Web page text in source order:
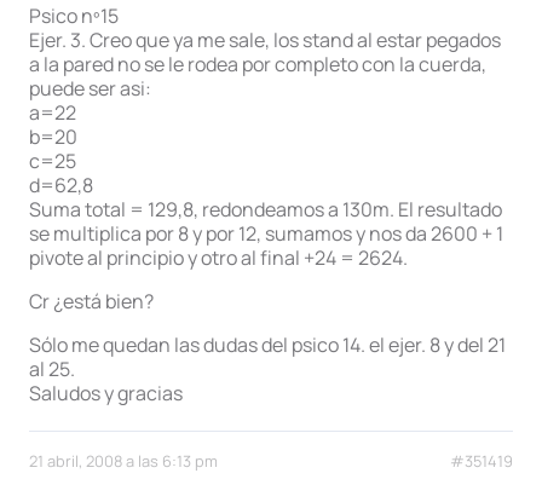
Psico nº15
Ejer. 3. Creo que ya me sale, los stand al estar pegados
a la pared no se le rodea por completo con la cuerda,
puede ser asi:
a=22
b=20
c=25
d=62,8
Suma total = 129,8, redondeamos a 130m. El resultado
se multiplica por 8 y por 12, sumamos y nos da 2600 + 1
pivote al principio y otro al final +24 = 2624.
Cr ¿está bien?
Sólo me quedan las dudas del psico 14. el ejer. 8 y del 21
al 25.
Saludos y gracias
21 abril, 2008 a las 6:13 pm #351419